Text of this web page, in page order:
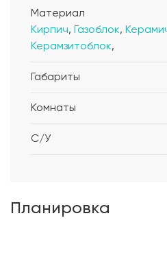
Материал
Кирпич, Газоблок,
Керамзитоблок,
Габариты
Комнаты
С/У
Планировка